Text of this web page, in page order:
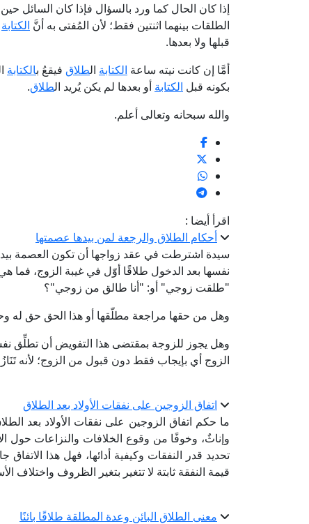
إذا كان الحال كما ورد بالسؤال فإذا كان السائل
الطلقات بينهما اثنتين فقط؛ لأن المُفتى به أنَّ الكتابة
قبلها ولا بعدها.
أمَّا إن كانت نيته ساعة الكتابة الطلاق فيقعُ بالكتابة
بكونه قبل الكتابة أو بعدها لم يكن يُريد الطلاق.
والله سبحانه وتعالى أعلم.
اقرأ أيضا :
أحكام الطلاق والرجعة لمن بيدها عصمتها
سيدة اشترطت في عقد زواجها أن تكون العصمة
نفسها بعد الدخول طلاقًا أوّل في غيبة الزوج، فما
"طلقت زوجي" أو: "أنا طالق من زوجي"؟
وهل من حقها مراجعة مطلّقها أو هذا الحق حق له
وهل يجوز للزوجة بمقتضى هذا التفويض أن تطلِّق
الزوج أي بإيجاب فقط دون قبول من الزوج؛ لأنه
اتفاق الزوجين على نفقات الأولاد بعد الطلاق
ما حكم اتفاق الزوجين على نفقات الأولاد بعد
وإناثٌ، وخوفًا من وقوع الخلافات والنزاعات حول
تحديد قدر النفقات وكيفية أدائها، فهل هذا
قيمة النفقة ثابتة لا تتغير بتغير الظروف واختلاف
معنى الطلاق البائن وعدة المطلقة طلاقًا بائنًا